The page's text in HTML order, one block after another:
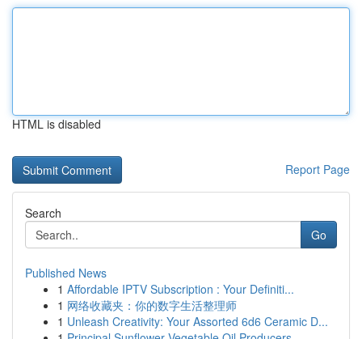
HTML is disabled
Report Page
Search
Go
Published News
1 Affordable IPTV Subscription : Your Definiti...
1 网络收藏夹：你的数字生活整理师
1 Unleash Creativity: Your Assorted 6d6 Ceramic D...